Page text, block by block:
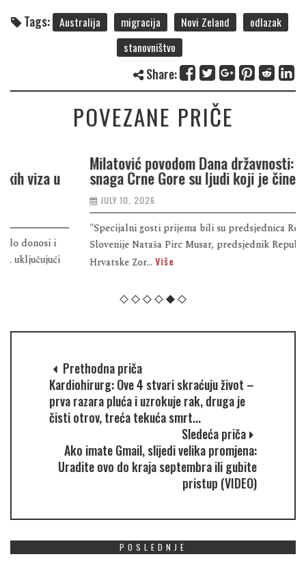
Tags: Australija migracija Novi Zeland
odlazak
stanovništvo
Share:
POVEZANE PRIČE
Milatović povodom Dana državnosti: Najveća
snaga Crne Gore su ljudi koji je čine boljom
"Specijalni gosti prijema bili su predsjednica Republike
Slovenije Nataša Pirc Musar, predsjednik Republike
Hrvatske Zor...
Više
Prethodna priča
Kardiohirurg: Ove 4 stvari skraćuju život –
prva razara pluća i uzrokuje rak, druga je
čisti otrov, treća tekuća smrt...
Sledeća priča
Ako imate Gmail, slijedi velika promjena:
Uradite ovo do kraja septembra ili gubite
pristup (VIDEO)
POSLEDNJE